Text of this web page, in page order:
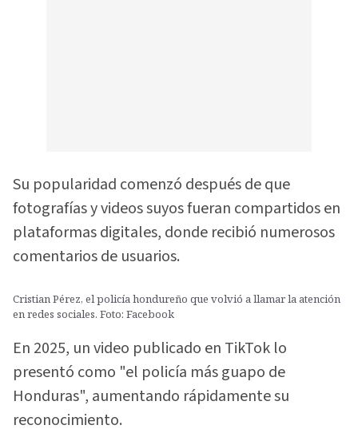
Su popularidad comenzó después de que
fotografías y videos suyos fueran compartidos en
plataformas digitales, donde recibió numerosos
comentarios de usuarios.
Cristian Pérez, el policía hondureño que volvió a llamar la atención
en redes sociales. Foto: Facebook
En 2025, un video publicado en TikTok lo
presentó como "el policía más guapo de
Honduras", aumentando rápidamente su
reconocimiento.